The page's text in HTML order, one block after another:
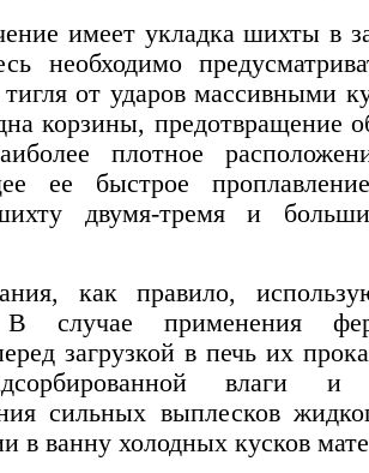
имеет укладка шихты в
необходимо
от ударов массивными
корзины, предотвращение
плотное
ее быстрое
двумя-тремя и
как правило,
случае применения
загрузкой в печь их
влаги
сильных выплесков
в ванну холодных кусков